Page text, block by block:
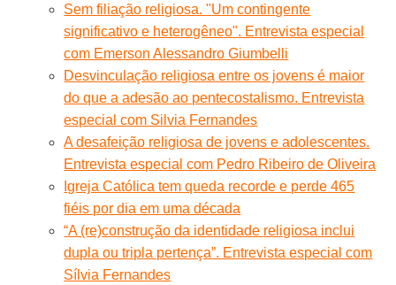
Sem filiação religiosa. "Um contingente
significativo e heterogêneo". Entrevista especial
com Emerson Alessandro Giumbelli
Desvinculação religiosa entre os jovens é maior
do que a adesão ao pentecostalismo. Entrevista
especial com Silvia Fernandes
A desafeição religiosa de jovens e adolescentes.
Entrevista especial com Pedro Ribeiro de Oliveira
Igreja Católica tem queda recorde e perde 465
fiéis por dia em uma década
“A (re)construção da identidade religiosa inclui
dupla ou tripla pertença”. Entrevista especial com
Sílvia Fernandes